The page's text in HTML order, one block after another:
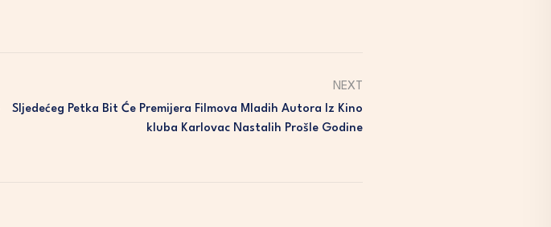
NEXT
Sljedećeg Petka Bit Će Premijera Filmova Mladih Autora Iz Kino
Kluba Karlovac Nastalih Prošle Godine